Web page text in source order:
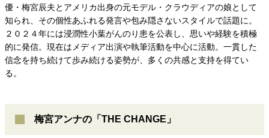
優・梅宮辰夫とアメリカ出身の元モデル・クラウディアの娘として
知られ、その個性あふれる発言や包み隠さないスタイルで話題に。
２０２４年には浸潤性小葉がんのり患を公表し、思いや経験を積極
的に発信。現在はメディア出演や執筆活動を中心に活動。一貫した
信念を持ち続けて歩み続ける姿勢が、多くの共感と支持を得てい
る。
梅宮アンナの「THE CHANGE」